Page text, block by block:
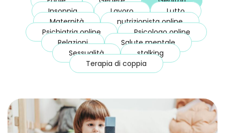
Insonnia
Lavoro
Lutto
Maternità
nutrizionista online
Psichiatria online
Psicologo online
Relazioni
Salute mentale
Sessualità
stalking
Terapia di coppia